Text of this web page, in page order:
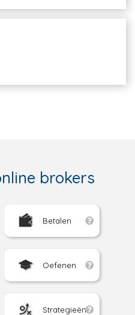
brokers
Betalen
Oefenen
Strategieën